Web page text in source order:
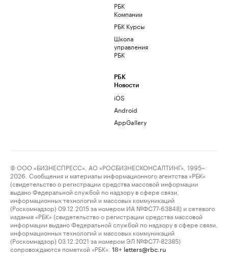
РБК
Компании
РБК Курсы
Школа
управления
РБК
РБК
Новости
iOS
Android
AppGallery
© ООО «БИЗНЕСПРЕСС», АО «РОСБИЗНЕСКОНСАЛТИНГ», 1995–
2026. Сообщения и материалы информационного агентства «РБК»
(свидетельство о регистрации средства массовой информации
выдано Федеральной службой по надзору в сфере связи,
информационных технологий и массовых коммуникаций
(Роскомнадзор) 09.12.2015 за номером ИА №ФС77-63848) и сетевого
издания «РБК» (свидетельство о регистрации средства массовой
информации выдано Федеральной службой по надзору в сфере связи,
информационных технологий и массовых коммуникаций
(Роскомнадзор) 03.12.2021 за номером ЭЛ №ФС77-82385)
сопровождаются пометкой «РБК».
18+ letters@rbc.ru